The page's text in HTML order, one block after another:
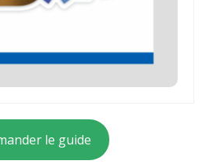
le guide